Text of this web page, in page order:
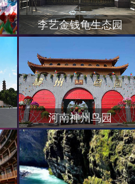
李艺金钱龟生态园
河南神州鸟园